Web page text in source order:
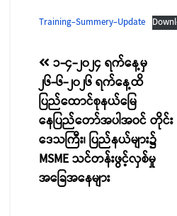
Training-Summery-Update
စာမူ
လမ်းကြောင်း
ပြ
၁-၄-၂၀၂၄ ရက်နေ့မှ
၂၆-၆-၂၀၂၆ ရက်နေ့ထိ
ပြည်ထောင်စုနယ်မြေ
နေပြည်တော်အပါအဝင် တိုင်း
ဒေသကြီး၊ ပြည်နယ်များ၌
MSME သင်တန်းဖွင့်လှစ်မှု
အခြေအနေများ